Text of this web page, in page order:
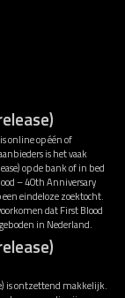
online op één of
is het vaak
op de bank of in bed
– 40th Anniversary
eindeloze zoektocht.
dat First Blood
in Nederland.
is ontzettend makkelijk.